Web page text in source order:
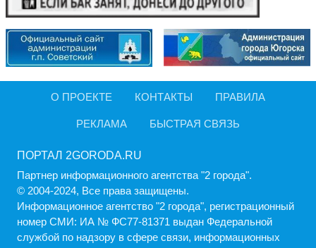
О ПРОЕКТЕ КОНТАКТЫ ПРАВИЛА
РЕКЛАМА БЫСТРАЯ СВЯЗЬ
ПОРТАЛ 2GORODA.RU
Партнер информационного агентства "2 города".
© 2004-2024, Все права защищены.
Информационное агентство "2 города", регистрационный
номер СМИ: ИА № ФС77-81371 выдан Федеральной
службой по надзору в сфере связи, информационных